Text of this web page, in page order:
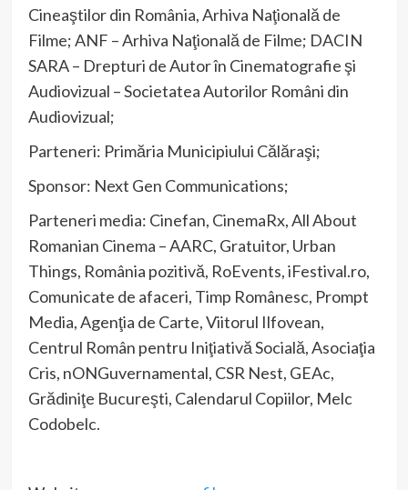
Cineaştilor din România, Arhiva Naţională de
Filme; ANF – Arhiva Naţională de Filme; DACIN
SARA – Drepturi de Autor în Cinematografie şi
Audiovizual – Societatea Autorilor Români din
Audiovizual;
Parteneri: Primăria Municipiului Călăraşi;
Sponsor: Next Gen Communications;
Parteneri media: Cinefan, CinemaRx, All About
Romanian Cinema – AARC, Gratuitor, Urban
Things, România pozitivă, RoEvents, iFestival.ro,
Comunicate de afaceri, Timp Românesc, Prompt
Media, Agenţia de Carte, Viitorul Ilfovean,
Centrul Român pentru Iniţiativă Socială, Asociaţia
Cris, nONGuvernamental, CSR Nest, GEAc,
Grădiniţe Bucureşti, Calendarul Copiilor, Melc
Codobelc.